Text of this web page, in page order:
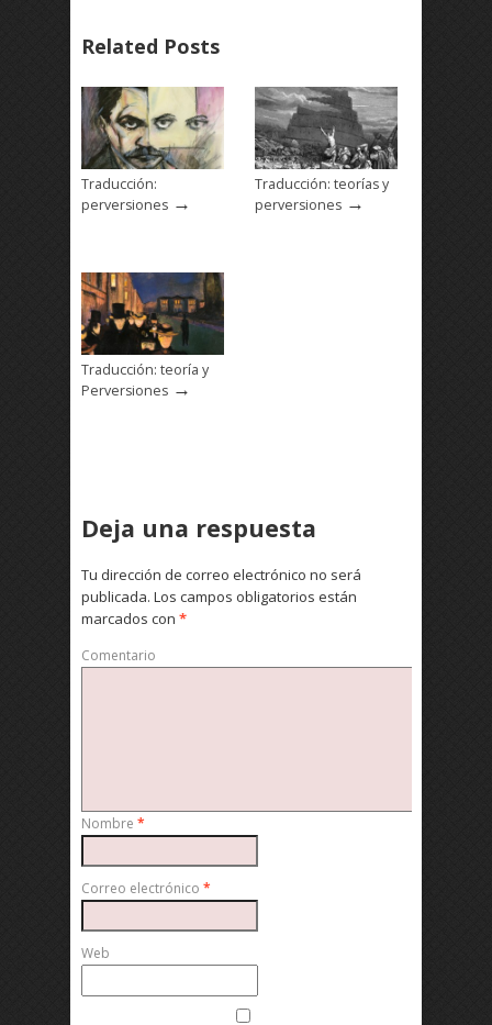
Related Posts
Traducción:
perversiones →
Traducción: teorías y
perversiones →
Traducción: teoría y
Perversiones →
Deja una respuesta
Tu dirección de correo electrónico no será
publicada. Los campos obligatorios están
marcados con *
Comentario
Nombre *
Correo electrónico *
Web